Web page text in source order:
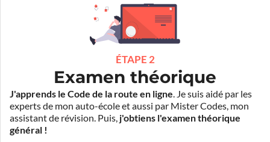
ÉTAPE 2
Examen théorique
J'apprends le Code de la route en ligne. Je suis aidé par les
experts de mon auto-école et aussi par Mister Codes, mon
assistant de révision. Puis, j'obtiens l'examen théorique
général !